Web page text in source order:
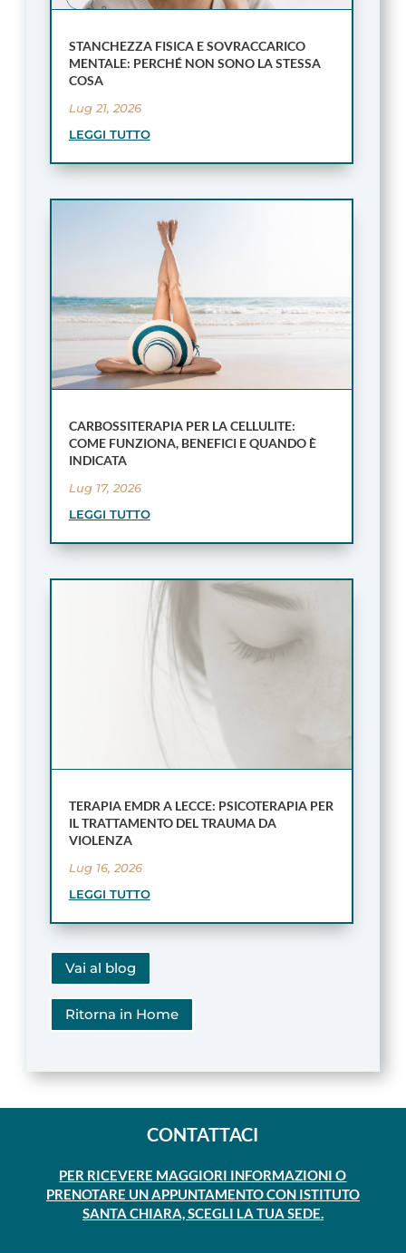
STANCHEZZA FISICA E SOVRACCARICO
MENTALE: PERCHÉ NON SONO LA STESSA
COSA
Lug 21, 2026
LEGGI TUTTO
CARBOSSITERAPIA PER LA CELLULITE:
COME FUNZIONA, BENEFICI E QUANDO È
INDICATA
Lug 17, 2026
LEGGI TUTTO
TERAPIA EMDR A LECCE: PSICOTERAPIA PER
IL TRATTAMENTO DEL TRAUMA DA
VIOLENZA
Lug 16, 2026
LEGGI TUTTO
Vai al blog
Ritorna in Home
CONTATTACI
PER RICEVERE MAGGIORI INFORMAZIONI O
PRENOTARE UN APPUNTAMENTO CON ISTITUTO
SANTA CHIARA, SCEGLI LA TUA SEDE.